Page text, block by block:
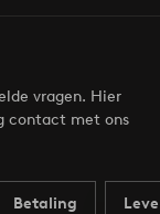
vragen. Hier
contact met ons
Betaling